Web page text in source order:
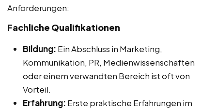
Anforderungen:
Fachliche Qualifikationen
Bildung: Ein Abschluss in Marketing,
Kommunikation, PR, Medienwissenschaften
oder einem verwandten Bereich ist oft von
Vorteil.
Erfahrung: Erste praktische Erfahrungen im